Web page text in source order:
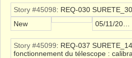
Story #45098: REQ-030
New
Story #45099: REQ-037
fonctionnement du télescope :